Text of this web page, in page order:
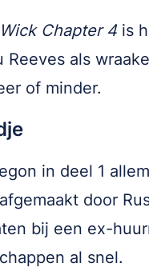
Chapter 4is
Reeves als
of minder.
in deel 1
door
bij een ex-
al snel.